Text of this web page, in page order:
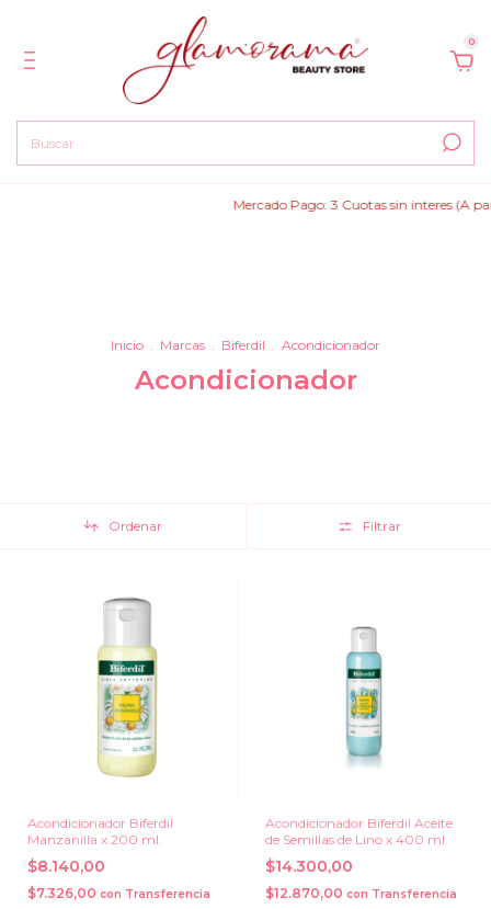
0
Mercado Pago: 3 Cuotas sin interes (A partir
Inicio . Marcas . Biferdil . Acondicionador
Acondicionador
Ordenar Filtrar
Acondicionador Biferdil
Manzanilla x 200 ml.
$8.140,00
$7.326,00 con Transferencia
Acondicionador Biferdil Aceite
de Semillas de Lino x 400 ml.
$14.300,00
$12.870,00 con Transferencia